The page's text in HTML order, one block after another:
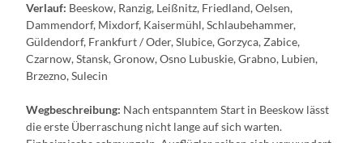
Verlauf: Beeskow, Ranzig, Leißnitz, Friedland, Oelsen,
Dammendorf, Mixdorf, Kaisermühl, Schlaubehammer,
Güldendorf, Frankfurt / Oder, Slubice, Gorzyca, Zabice,
Czarnow, Stansk, Gronow, Osno Lubuskie, Grabno, Lubien,
Brzezno, Sulecin
Wegbeschreibung: Nach entspanntem Start in Beeskow lässt
die erste Überraschung nicht lange auf sich warten.